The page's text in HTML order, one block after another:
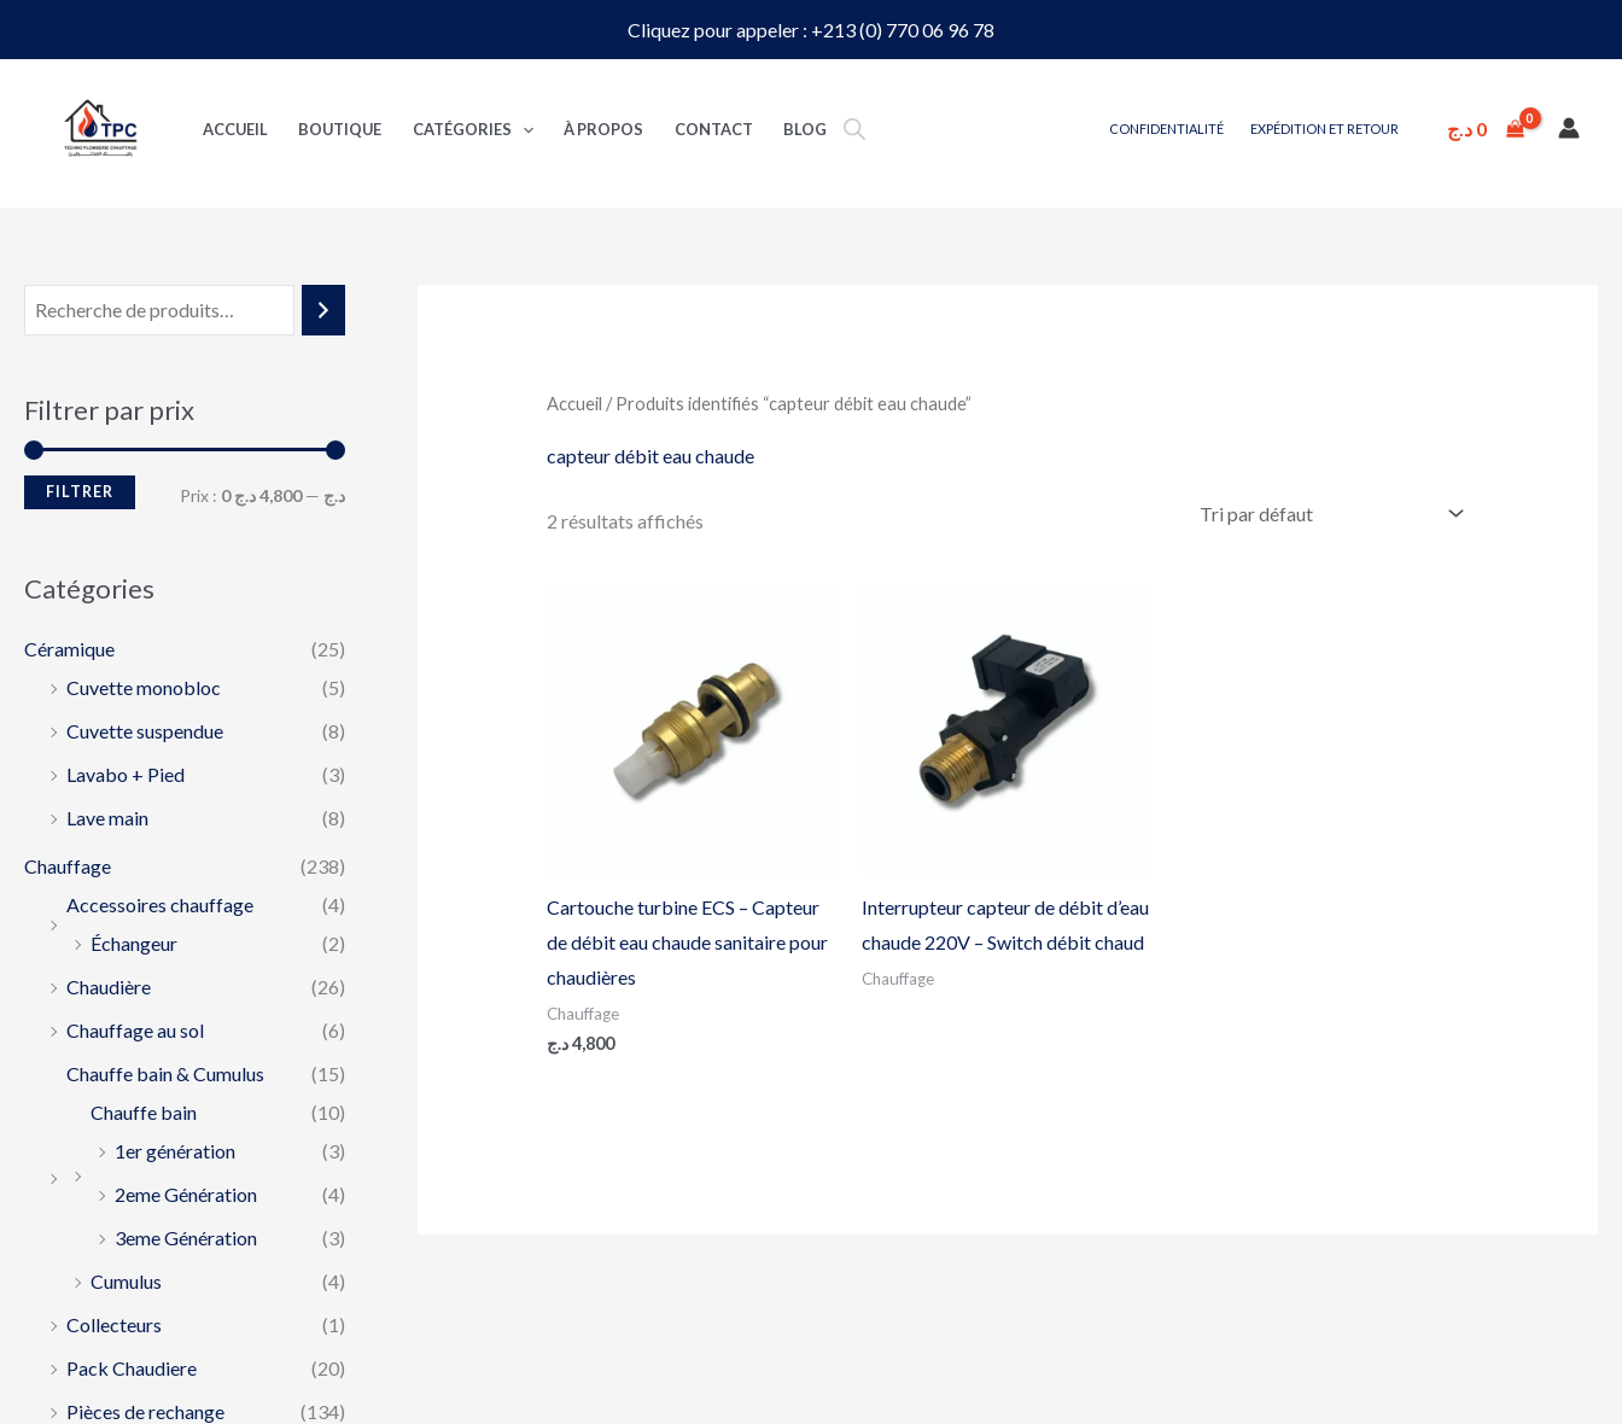
Cliquez pour appeler : +213 (0) 770 06 96 78
ACCUEIL BOUTIQUE CATÉGORIES À PROPOS CONTACT BLOG CONFIDENTIALITÉ EXPÉDITION ET RETOUR 0 د.ج
Filtrer par prix
FILTRER Prix : 0 د.ج —4,800 د.ج
Catégories
Céramique
(25)
Cuvette monobloc
(5)
Cuvette suspendue
(8)
Lavabo + Pied
(3)
Lave main
(8)
Chauffage
(238)
Accessoires chauffage
(4)
Échangeur
(2)
Chaudière
(26)
Chauffage au sol
(6)
Chauffe bain & Cumulus
(15)
Chauffe bain
(10)
1er génération
(3)
2eme Génération
(4)
3eme Génération
(3)
Cumulus
(4)
Collecteurs
(1)
Pack Chaudiere
(20)
Pièces de rechange
(134)
Accueil / Produits identifiés “capteur débit eau chaude”
capteur débit eau chaude
2 résultats affichés
Cartouche turbine ECS – Capteur
de débit eau chaude sanitaire pour
chaudières
Chauffage
4,800د.ج
Interrupteur capteur de débit d’eau
chaude 220V – Switch débit chaud
Chauffage